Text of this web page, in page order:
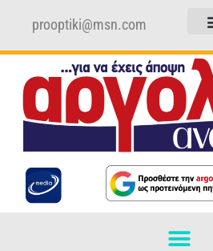
prooptiki@msn.com